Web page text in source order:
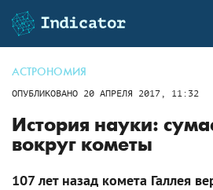
АСТРОНОМИЯ
ОПУБЛИКОВАНО 20 АПРЕЛЯ 2017, 11:32
История науки:
вокруг кометы
107 лет назад комета Галлея